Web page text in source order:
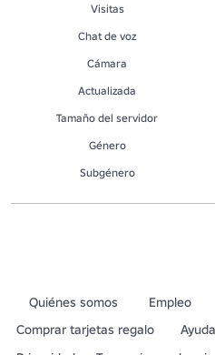
Visitas
Chat de voz
Cámara
Actualizada
Tamaño del servidor
Género
Subgénero
Quiénes somos Empleo
Comprar tarjetas regalo
Ayuda